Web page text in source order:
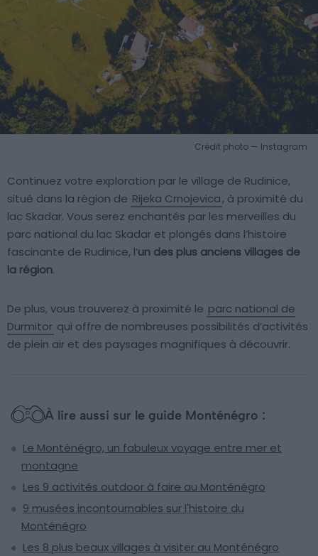
Crédit photo — Instagram
Continuez votre exploration par le village de Rudinice,
situé dans la région de Rijeka Crnojevica, à proximité du
lac Skadar. Vous serez enchantés par les merveilles du
parc national du lac Skadar et plongés dans l’histoire
fascinante de Rudinice, l’un des plus anciens villages de
la région.
De plus, vous trouverez à proximité le parc national de
Durmitor qui offre de nombreuses possibilités d’activités
de plein air et des paysages magnifiques à découvrir.
À lire aussi sur le guide Monténégro :
Le Monténégro, un fabuleux voyage entre mer et
montagne
Les 9 activités outdoor à faire au Monténégro
9 musées incontournables sur l'histoire du
Monténégro
Les 8 plus beaux villages à visiter au Monténégro